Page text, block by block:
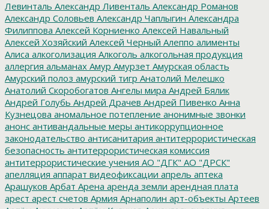
Левинталь Александр Ливенталь Александр Романов
Александр Соловьев Александр Чаплыгин Александра
Филиппова Алексей Корниенко Алексей Навальный
Алексей Хозяйский Алексей Черный Алеппо алименты
Алиса алкоголизация Алкоголь алкогольная продукция
аллергия альманах Амур Амурзет Амурская область
Амурский полоз амурский тигр Анатолий Мелешко
Анатолий Скоробогатов Ангелы мира Андрей Бялик
Андрей Голубь Андрей Драчев Андрей Пивенко Анна
Кузнецова аномальное потепление анонимные звонки
анонс антивандальные меры антикоррупционное
законодательство антисанитария антитеррористическая
безопасность антитеррористическая комиссия
антитеррористические учения АО "ДГК" АО "ДРСК"
апелляция аппарат видеофиксации апрель аптека
Арашуков Арбат Арена аренда земли арендная плата
арест арест счетов Армия Арнаполин арт-объекты Артеев